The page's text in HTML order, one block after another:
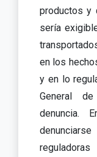
productos y
sería
en los
y en lo
General
denuncia.